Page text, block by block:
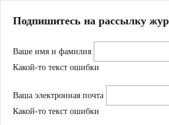
Магазин
Журнал
Школа
Устав
Подпишитесь на рассылку
Ваше имя и фамилия
Какой-то текст ошибки
Ваша электронная почта
Какой-то текст ошибки